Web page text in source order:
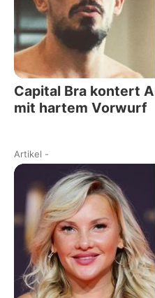
Capital Bra kontert
mit hartem Vorwurf
Artikel -